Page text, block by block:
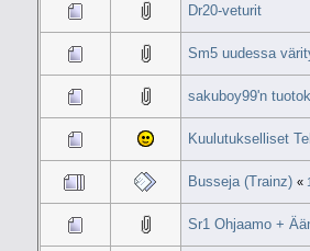
Dr20-veturit
Sm5 uudessa
sakuboy99'n
Kuulutukselliset
Busseja (Trainz) « 1
Sr1 Ohjaamo +